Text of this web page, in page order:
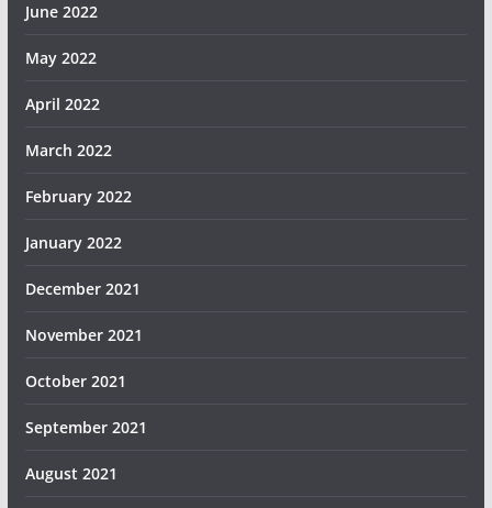
June 2022
May 2022
April 2022
March 2022
February 2022
January 2022
December 2021
November 2021
October 2021
September 2021
August 2021